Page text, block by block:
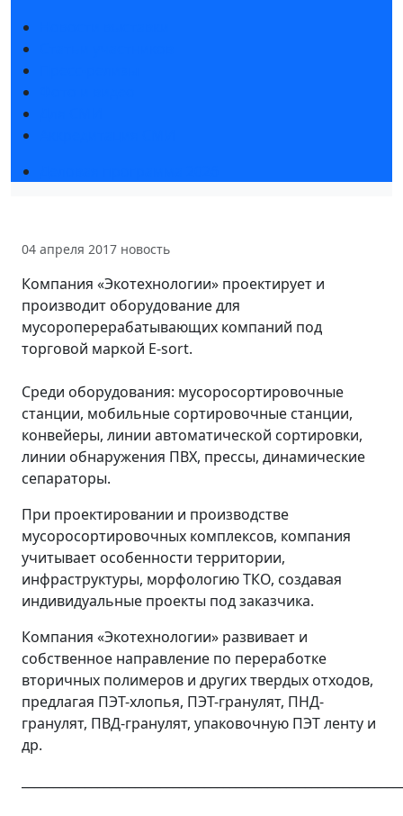
04 апреля 2017 новость
Компания «Экотехнологии» проектирует и
производит оборудование для
мусороперерабатывающих компаний под
торговой маркой E-sort.
Среди оборудования: мусоросортировочные
станции, мобильные сортировочные станции,
конвейеры, линии автоматической сортировки,
линии обнаружения ПВХ, прессы, динамические
сепараторы.
При проектировании и производстве
мусоросортировочных комплексов, компания
учитывает особенности территории,
инфраструктуры, морфологию ТКО, создавая
индивидуальные проекты под заказчика.
Компания «Экотехнологии» развивает и
собственное направление по переработке
вторичных полимеров и других твердых отходов,
предлагая ПЭТ-хлопья, ПЭТ-гранулят, ПНД-
гранулят, ПВД-гранулят, упаковочную ПЭТ ленту и
др.